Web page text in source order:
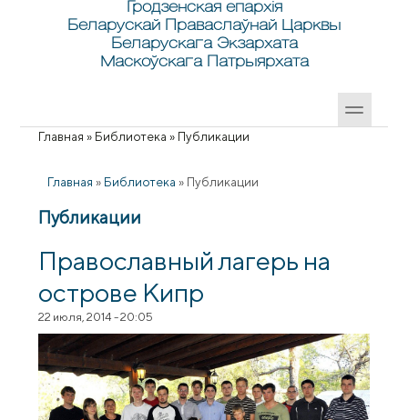
Гродзенская епархія
Беларускай Праваслаўнай Царквы
Беларускага Экзархата
Маскоўскага Патрыярхата
Главная » Библиотека » Публикации
Главная » Библиотека » Публикации
Публикации
Православный лагерь на
острове Кипр
22 июля, 2014 - 20:05